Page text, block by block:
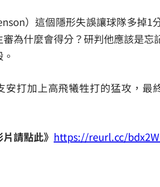
）這個隱形失誤讓球隊多掉1
為什麼會得分？研判他應該是忘
打加上高飛犧牲打的猛攻，最
請點此》 https://reurl.cc/